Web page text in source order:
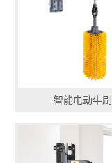
智能电动牛刷